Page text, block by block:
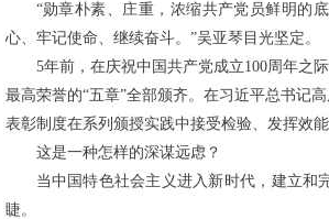
“勋章朴素、庄重，浓缩共产党员鲜明的
心、牢记使命、继续奋斗。”吴亚琴目光坚定。
5年前，在庆祝中国共产党成立100周年之
最高荣誉的“五章”全部颁齐。在习近平总书记
表彰制度在系列颁授实践中接受检验、发挥效
这是一种怎样的深谋远虑？
当中国特色社会主义进入新时代，建立和
睫。